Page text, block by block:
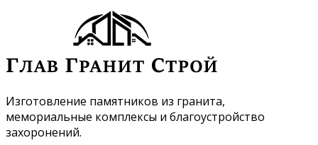
Изготовление памятников из гранита,
мемориальные комплексы и благоустройство
захоронений.